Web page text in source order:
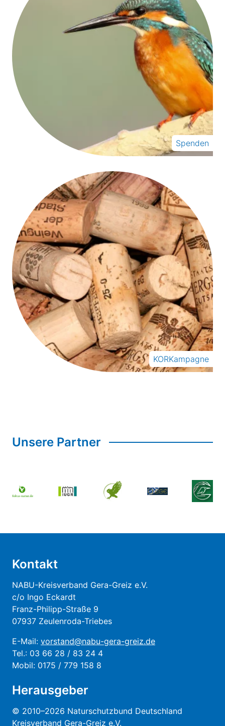
Spenden
KORKampagne
Unsere Partner
Kontakt
NABU-Kreisverband Gera-Greiz e.V.
c/o Ingo Eckardt
Franz-Philipp-Straße 9
07937 Zeulenroda-Triebes
E-Mail: vorstand@nabu-gera-greiz.de
Tel.: 03 66 28 / 83 24 4
Mobil: 0175 / 779 158 8
Herausgeber
© 2010–2026 Naturschutzbund Deutschland
Kreisverband Gera-Greiz e.V.